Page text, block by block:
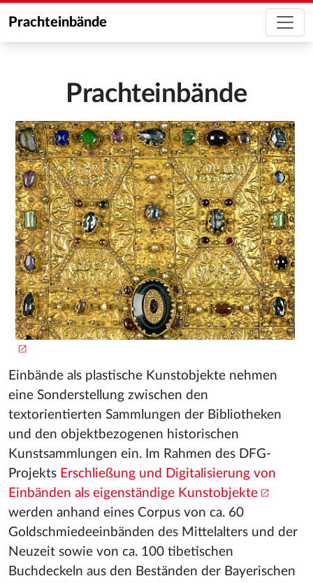
Prachteinbände
Prachteinbände
Einbände als plastische Kunstobjekte nehmen
eine Sonderstellung zwischen den
textorientierten Sammlungen der Bibliotheken
und den objektbezogenen historischen
Kunstsammlungen ein. Im Rahmen des DFG-
Projekts Erschließung und Digitalisierung von
Einbänden als eigenständige Kunstobjekte
werden anhand eines Corpus von ca. 60
Goldschmiedeeinbänden des Mittelalters und der
Neuzeit sowie von ca. 100 tibetischen
Buchdeckeln aus den Beständen der Bayerischen